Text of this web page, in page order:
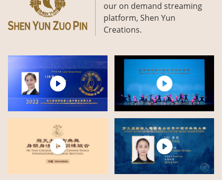
our on demand streaming
platform, Shen Yun
Creations.